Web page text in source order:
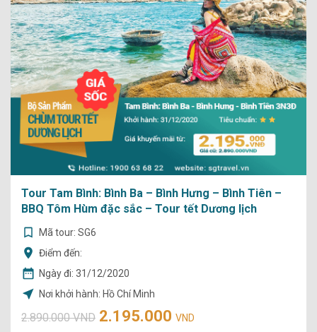
Tour Tam Bình: Bình Ba – Bình Hưng – Bình Tiên –
BBQ Tôm Hùm đặc sắc – Tour tết Dương lịch
Mã tour: SG6
Điểm đến:
Ngày đi: 31/12/2020
Nơi khởi hành: Hồ Chí Minh
2.890.000 VND 2.195.000 VND